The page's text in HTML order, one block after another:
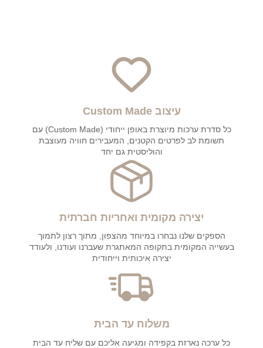
עיצוב Custom Made
כל סדרת ערכות מיוצרת באופן ייחודי (Custom Made) עם
תשומת לב לפרטים הקטנים, המעבירים חוויה מעוצבת
והוליסטית גם יחד
יצירה מקומית ואחריות חברתית
הספקים שלנו נבחרו במיוחד מהצפון, מתוך רצון לתמוך
בעשייה המקומית בתקופה המאתגרת שעברנו ועודנו, ולעודד
יצירה איכותית וייחודית
משלוח עד הבית
כל ערכה נארזת בקפידה ומגיעה אליכם עם שליח עד הבית